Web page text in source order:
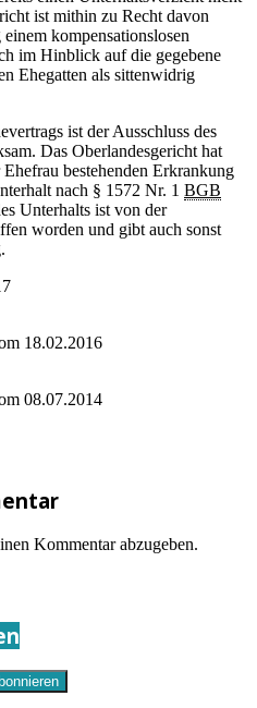
ist mithin zu Recht davon
kompensationslosen
im Hinblick auf die gegebene
Ehegatten als sittenwidrig
ist der Ausschluss des
Das Oberlandesgericht hat
bestehenden Erkrankung
nach § 1572 Nr. 1 BGB
Unterhalts ist von der
worden und gibt auch sonst
18.02.2016
08.07.2014
Kommentar abzugeben.